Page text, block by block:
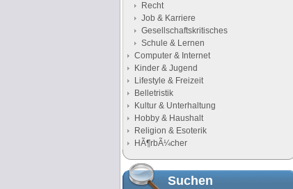
Recht
Job & Karriere
Gesellschaftskritisches
Schule & Lernen
Computer & Internet
Kinder & Jugend
Lifestyle & Freizeit
Belletristik
Kultur & Unterhaltung
Hobby & Haushalt
Religion & Esoterik
HÃ¶rbÃ¼cher
Suchen